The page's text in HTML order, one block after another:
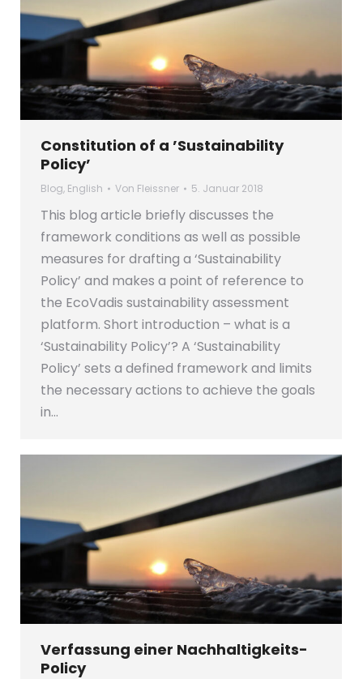
Constitution of a ’Sustainability
Policy’
Blog, English Von Fleissner 5. Januar 2018
This blog article briefly discusses the
framework conditions as well as possible
measures for drafting a ‘Sustainability
Policy’ and makes a point of reference to
the EcoVadis sustainability assessment
platform. Short introduction – what is a
‘Sustainability Policy’? A ‘Sustainability
Policy’ sets a defined framework and limits
the necessary actions to achieve the goals
in…
Verfassung einer Nachhaltigkeits-
Policy